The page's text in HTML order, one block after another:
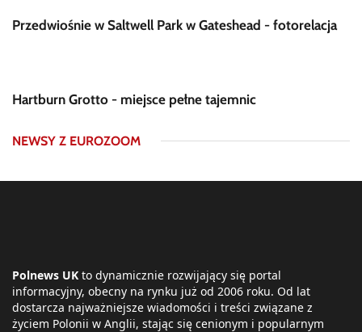
Przedwiośnie w Saltwell Park w Gateshead - fotorelacja
Hartburn Grotto - miejsce pełne tajemnic
NEWSY Z EUROZOOM
Polnews UK to dynamicznie rozwijający się portal
informacyjny, obecny na rynku już od 2006 roku. Od lat
dostarcza najważniejsze wiadomości i treści związane z
życiem Polonii w Anglii, stając się cenionym i popularnym